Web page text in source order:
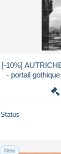
[-10%]
- portail
Status
New